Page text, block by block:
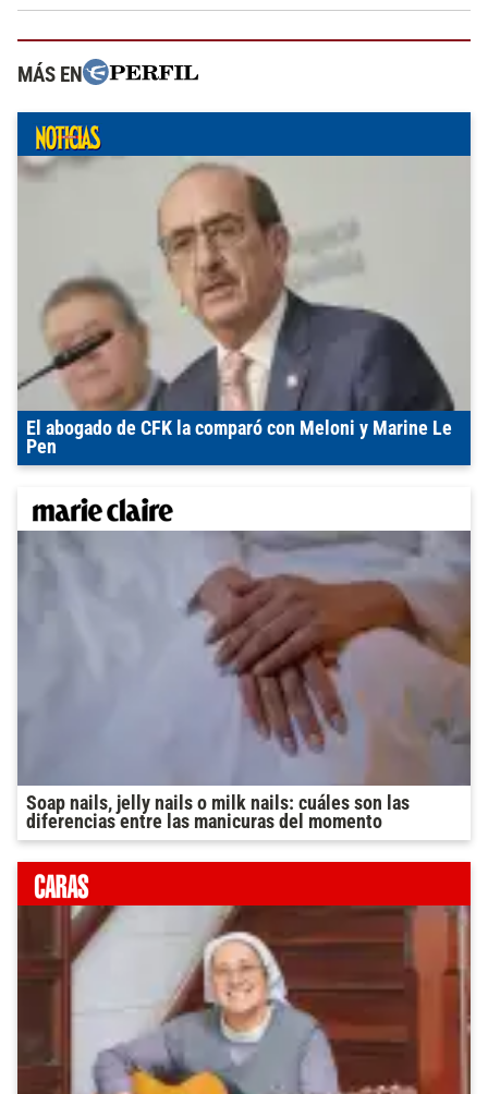
MÁS EN
El abogado de CFK la comparó con Meloni y Marine Le
Pen
Soap nails, jelly nails o milk nails: cuáles son las
diferencias entre las manicuras del momento